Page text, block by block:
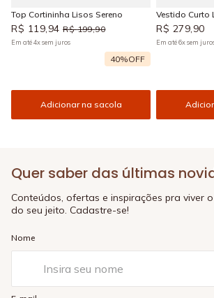
Top Cortininha Lisos Sereno
R$ 119,94 R$ 199,90
Em até4xsem juros
40%OFF
Adicionar na sacola
Vestido Curto
R$ 279,90
Em até6xsem
Quer saber das últimas
Conteúdos, ofertas e inspirações pra viver
do seu jeito. Cadastre-se!
Nome